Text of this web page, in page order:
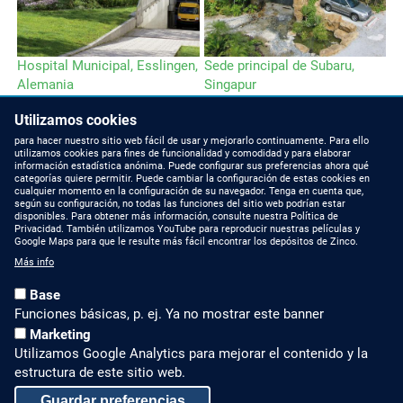
Hospital Municipal, Esslingen,
Alemania
Sede principal de Subaru,
Singapur
NOTICIAS DE ZINCO
Artículos de prensa
CONTACTAR CON
NOSOTROS
iberica.es
SABER MÁS SOBRE
CUBIERTAS VERDES
AVISO LEGAL Y MAPA WEB
Utilizamos cookies
para hacer nuestro sitio web fácil de usar y mejorarlo continuamente. Para ello
utilizamos cookies para fines de funcionalidad y comodidad y para elaborar
información estadística anónima. Puede configurar sus preferencias ahora qué
categorías quiere permitir. Puede cambiar la configuración de estas cookies en
cualquier momento en la configuración de su navegador. Tenga en cuenta que,
según su configuración, no todas las funciones del sitio web podrían estar
disponibles. Para obtener más información, consulte nuestra Política de
Privacidad. También utilizamos YouTube para reproducir nuestras películas y
Google Maps para que le resulte más fácil encontrar los depósitos de Zinco.
Más info
Base
Funciones básicas, p. ej. Ya no mostrar este banner
Marketing
Utilizamos Google Analytics para mejorar el contenido y la
estructura de este sitio web.